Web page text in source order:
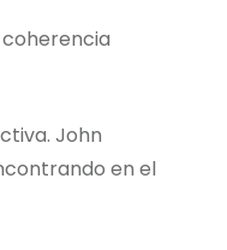
John
en el